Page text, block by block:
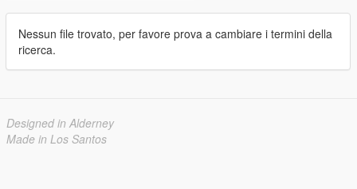
Nessun file trovato, per favore prova a cambiare i termini della
ricerca.
Designed in Alderney
Made in Los Santos